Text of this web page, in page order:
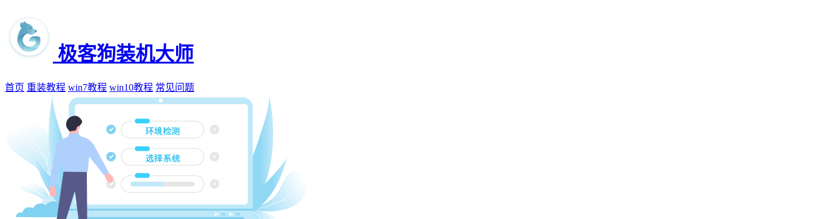
极客狗装机大师
首页 重装教程 win7教程 win10教程 常见问题